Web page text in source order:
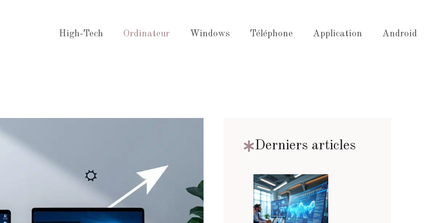
High-Tech Ordinateur Windows Téléphone Application Android
Derniers articles